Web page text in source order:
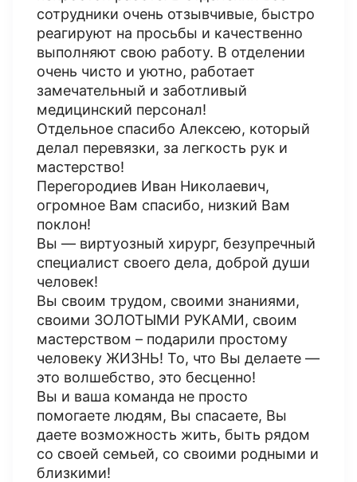
сотрудники очень отзывчивые, быстро
реагируют на просьбы и качественно
выполняют свою работу. В отделении
очень чисто и уютно, работает
замечательный и заботливый
медицинский персонал!
Отдельное спасибо Алексею, который
делал перевязки, за легкость рук и
мастерство!
Перегородиев Иван Николаевич,
огромное Вам спасибо, низкий Вам
поклон!
Вы — виртуозный хирург, безупречный
специалист своего дела, доброй души
человек!
Вы своим трудом, своими знаниями,
своими ЗОЛОТЫМИ РУКАМИ, своим
мастерством – подарили простому
человеку ЖИЗНЬ! То, что Вы делаете —
это волшебство, это бесценно!
Вы и ваша команда не просто
помогаете людям, Вы спасаете, Вы
даете возможность жить, быть рядом
со своей семьей, со своими родными и
близкими!